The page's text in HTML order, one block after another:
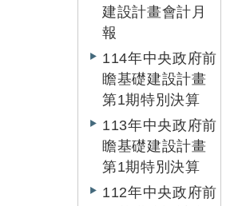
建設計畫會計月
報
114年中央政府前
瞻基礎建設計畫
第1期特別決算
113年中央政府前
瞻基礎建設計畫
第1期特別決算
112年中央政府前